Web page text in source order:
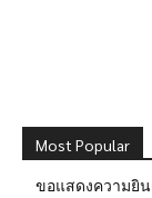
Most Popular
ขอแสดงความยิน